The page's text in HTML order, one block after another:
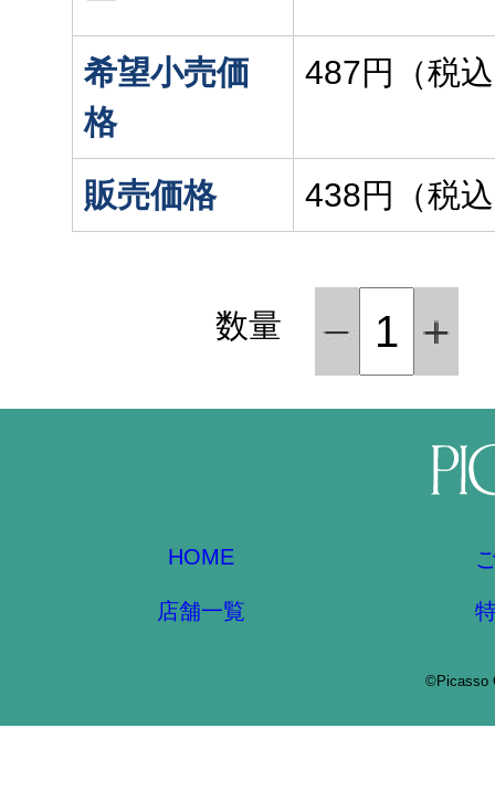
希望小売価
格
487円（税
販売価格 438円（税
数量
HOME
店舗一覧
©Picasso